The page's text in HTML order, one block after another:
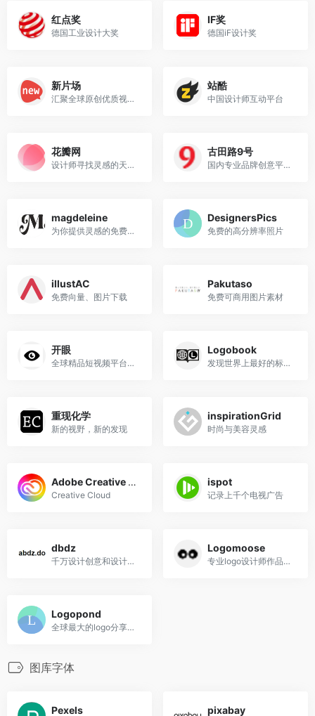
红点奖
德国工业设计大奖
IF奖
德国iF设计奖
新片场
汇聚全球原创优质视频及创作人
站酷
中国设计师互动平台
花瓣网
设计师寻找灵感的天堂！
古田路9号
国内专业品牌创意平台，以品牌为核心，集创意作品分享、活动招聘发布、广告推广、正版字体素材下载等多元化的交流分享平台
magdeleine
为你提供灵感的免费高质量照片
DesignersPics
免费的高分辨率照片
illustAC
免费向量、图片下载
Pakutaso
免费可商用图片素材
开眼
全球精品短视频平台，汇集了动画、广告、影视、运动、创意、游戏、旅行等领域的优质短视频以及这些领域的创意人群。
Logobook
发现世界上最好的标志、符号
重现化学
新的视野，新的发现
inspirationGrid
时尚与美容灵感
Adobe Creative Cloud
Creative Cloud
ispot
记录上千个电视广告
dbdz
千万设计创意和设计灵感的社区
Logomoose
专业logo设计师作品的社区
Logopond
全球最大的logo分享平台
图库字体
Pexels pixabay